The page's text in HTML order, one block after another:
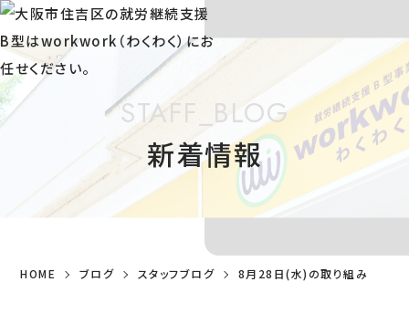
STAFF_BLOG
新着情報
HOME ブログ スタッフブログ 8月28日(水)の取り組み